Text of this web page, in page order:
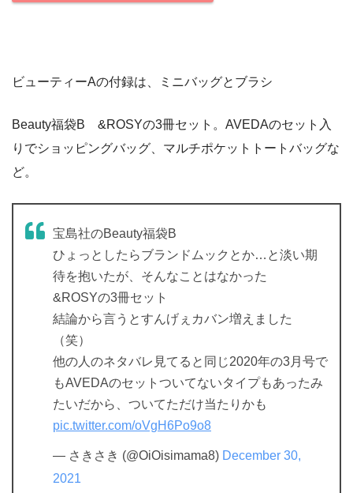
ビューティーAの付録は、ミニバッグとブラシ
Beauty福袋B &ROSYの3冊セット。AVEDAのセット入
りでショッピングバッグ、マルチポケットトートバッグな
ど。
宝島社のBeauty福袋B
ひょっとしたらブランドムックとか…と淡い期
待を抱いたが、そんなことはなかった
&ROSYの3冊セット
結論から言うとすんげぇカバン増えました
（笑）
他の人のネタバレ見てると同じ2020年の3月号で
もAVEDAのセットついてないタイプもあったみ
たいだから、ついてただけ当たりかも
pic.twitter.com/oVgH6Po9o8
— さきさき (@OiOisimama8) December 30,
2021